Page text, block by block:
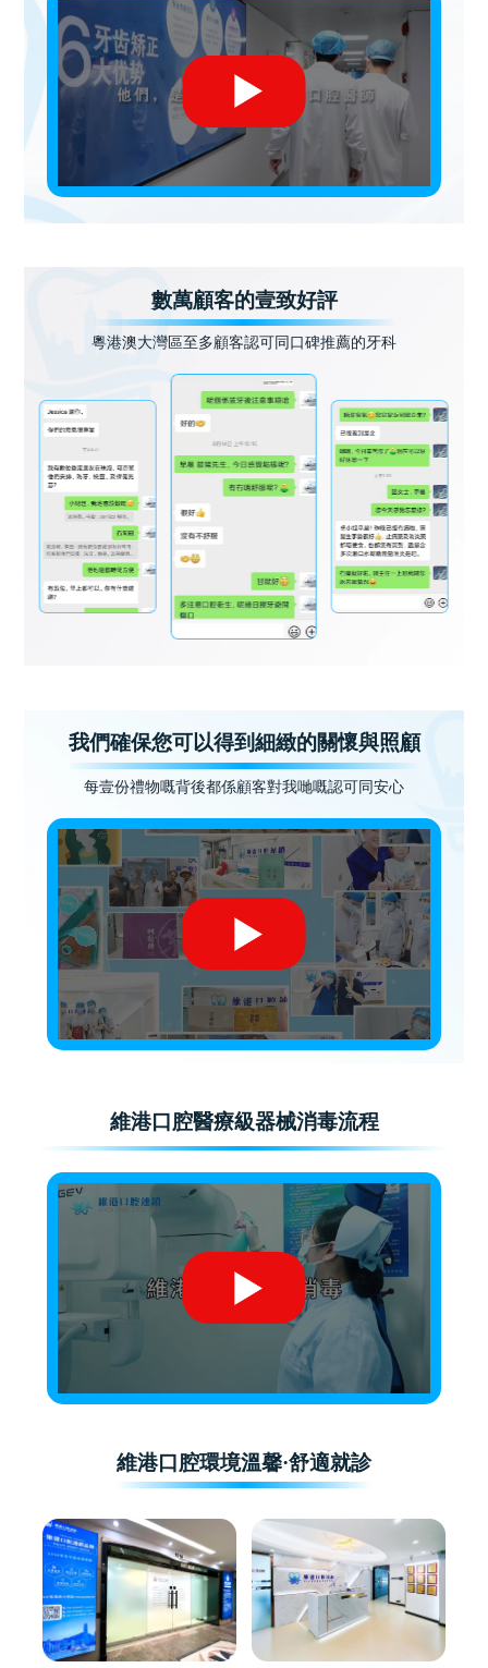
數萬顧客的壹致好評
粵港澳大灣區至多顧客認可同口碑推薦的牙科
我們確保您可以得到細緻的關懷與照顧
每壹份禮物嘅背後都係顧客對我哋嘅認可同安心
維港口腔醫療級器械消毒流程
維港口腔環境溫馨·舒適就診